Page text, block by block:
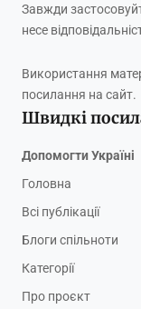
Завжди
несе
Використання
посилання на сайт.
Швидкі
Допомогти Україні
Головна
Всі публікації
Блоги спільноти
Категорії
Про проєкт